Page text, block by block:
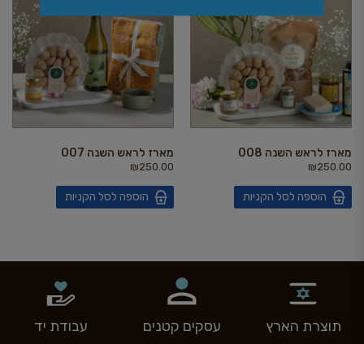
מארז לראש השנה 008
₪250.00
הוספה לסל הקניות
מארז לראש השנה 007
₪250.00
הוספה לסל הקניות
תוצרת הארץ עסקים קטנים עבודת יד